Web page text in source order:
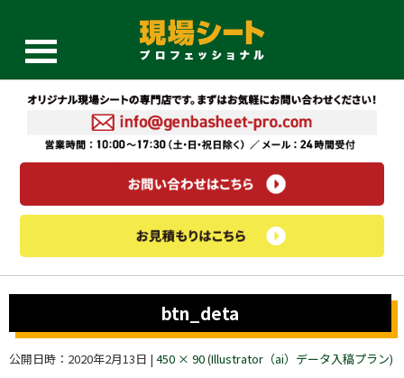
btn_deta
公開日時： 2020年2月13日 | 450 × 90(Illustrator（ai）データ入稿プラン)